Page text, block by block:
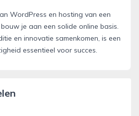
WordPress en hosting van een
je aan een solide online basis.
en innovatie samenkomen, is een
essentieel voor succes.